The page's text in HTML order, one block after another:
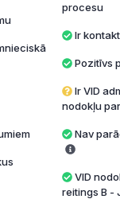
procesu
Ir
Pozitīvs
Ir VID administrējami
nodokļu
Nav
VID
reitings B -